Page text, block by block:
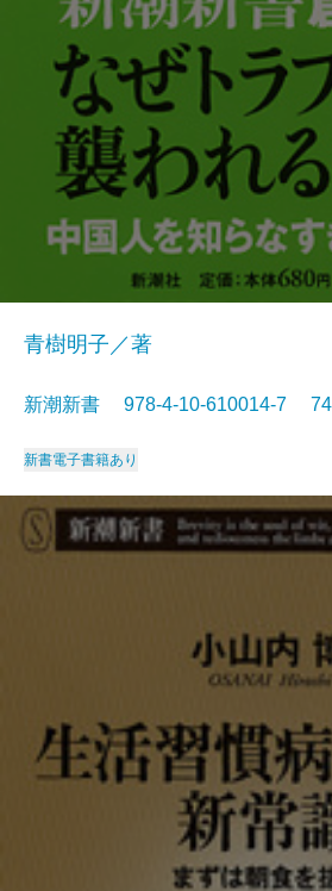
青樹明子／著
新潮新書 978-4-10-610014-7
新書電子書籍あり